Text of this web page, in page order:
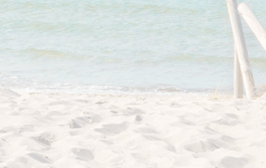
Events
Lässige Möbel
Must have
Styling
Kramkiste
KONTAKT
Kontaktformular